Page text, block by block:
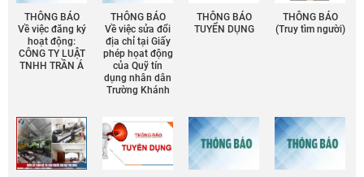
THÔNG BÁO
Về việc đăng ký
hoạt động:
CÔNG TY LUẬT
TNHH TRẦN Á
THÔNG BÁO
Về việc sửa đổi
địa chỉ tại Giấy
phép họat động
của Quỹ tín
dụng nhân dân
Trường Khánh
THÔNG BÁO
TUYỂN DỤNG
THÔNG BÁO
(Truy tìm người)